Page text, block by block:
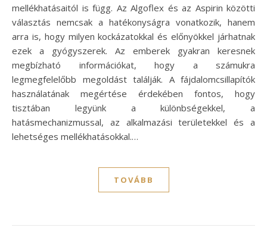
mellékhatásaitól is függ. Az Algoflex és az Aspirin közötti
választás nemcsak a hatékonyságra vonatkozik, hanem
arra is, hogy milyen kockázatokkal és előnyökkel járhatnak
ezek a gyógyszerek. Az emberek gyakran keresnek
megbízható információkat, hogy a számukra
legmegfelelőbb megoldást találják. A fájdalomcsillapítók
használatának megértése érdekében fontos, hogy
tisztában legyünk a különbségekkel, a
hatásmechanizmussal, az alkalmazási területekkel és a
lehetséges mellékhatásokkal.…
TOVÁBB